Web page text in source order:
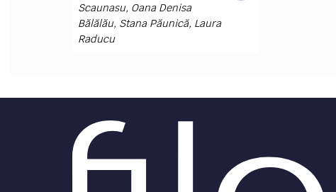
Scaunasu, Oana Denisa
Bălălău, Stana Păunică, Laura
Raducu